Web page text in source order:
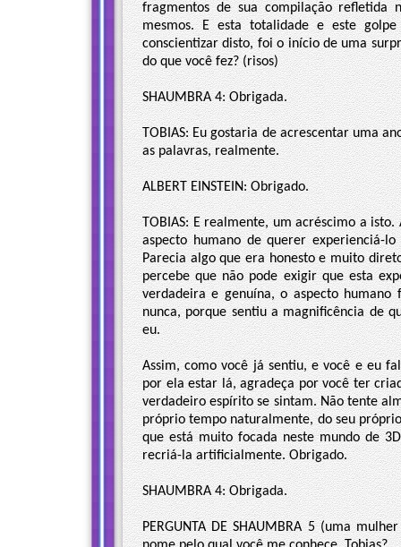
fragmentos de sua compilação refletida
mesmos. E esta totalidade e este
conscientizar disto, foi o início de uma
do que você fez? (risos)
SHAUMBRA 4: Obrigada.
TOBIAS: Eu gostaria de acrescentar uma
as palavras, realmente.
ALBERT EINSTEIN: Obrigado.
TOBIAS: E realmente, um acréscimo a
aspecto humano de querer experienciá-
Parecia algo que era honesto e muito
percebe que não pode exigir que esta
verdadeira e genuína, o aspecto
nunca, porque sentiu a magnificência de
eu.
Assim, como você já sentiu, e você e eu
por ela estar lá, agradeça por você ter
verdadeiro espírito se sintam. Não tente
próprio tempo naturalmente, do seu
que está muito focada neste mundo de
recriá-la artificialmente. Obrigado.
SHAUMBRA 4: Obrigada.
PERGUNTA DE SHAUMBRA 5 (uma